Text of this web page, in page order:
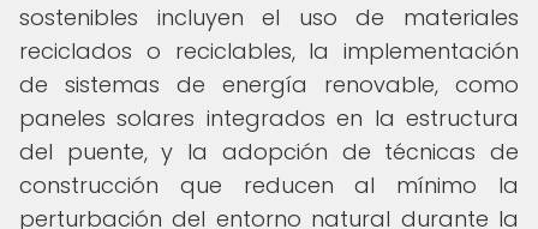
sostenibles incluyen el uso de materiales
reciclados o reciclables, la implementación
de sistemas de energía renovable, como
paneles solares integrados en la estructura
del puente, y la adopción de técnicas de
construcción que reducen al mínimo la
perturbación del entorno natural durante la